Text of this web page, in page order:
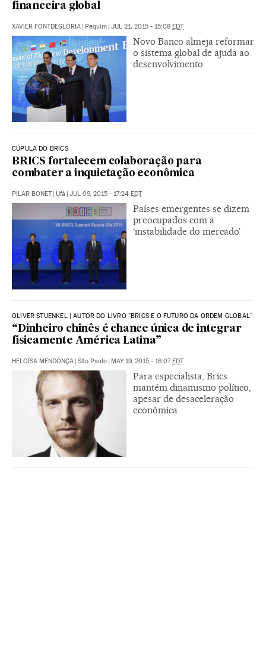
financeira global
XAVIER FONTDEGLÒRIA | Pequim | JUL 21, 2015 - 15:08 EDT
Novo Banco almeja reformar
o sistema global de ajuda ao
desenvolvimento
CÚPULA DO BRICS
BRICS fortalecem colaboração para
combater a inquietação econômica
PILAR BONET | Ufá | JUL 09, 2015 - 17:24 EDT
Países emergentes se dizem
preocupados com a
‘instabilidade do mercado’
OLIVER STUENKEL | AUTOR DO LIVRO "BRICS E O FUTURO DA ORDEM GLOBAL"
“Dinheiro chinês é chance única de integrar
fisicamente América Latina”
HELOÍSA MENDONÇA | São Paulo | MAY 19, 2015 - 16:07EDT
Para especialista, Brics
mantém dinamismo político,
apesar de desaceleração
econômica